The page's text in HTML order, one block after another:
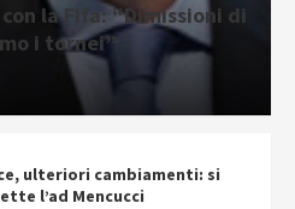
la Fifa: “Dimissioni di
i tornei”
ulteriori cambiamenti: si
l’ad Mencucci